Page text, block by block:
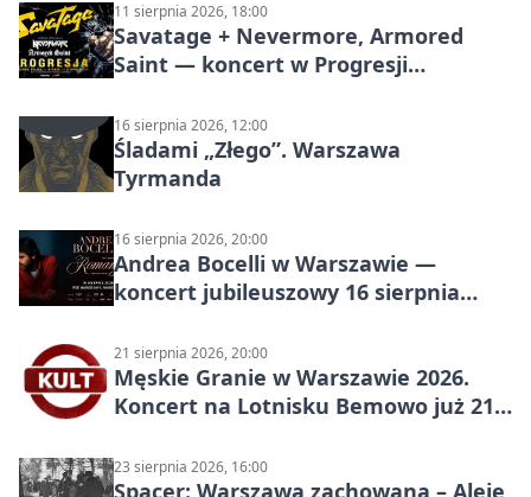
11 sierpnia 2026, 18:00
Savatage + Nevermore, Armored
Saint — koncert w Progresji
16 sierpnia 2026, 12:00
Śladami „Złego”. Warszawa
Tyrmanda
16 sierpnia 2026, 20:00
Andrea Bocelli w Warszawie —
koncert jubileuszowy 16 sierpnia
21 sierpnia 2026, 20:00
Męskie Granie w Warszawie 2026.
Koncert na Lotnisku Bemowo już 21
23 sierpnia 2026, 16:00
Spacer: Warszawa zachowana – Aleje